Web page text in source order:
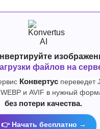
файлов на
Конвертуспереведет
и AVIF в нужный
без потери качества.
👉 Начать бесплатно →